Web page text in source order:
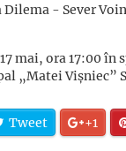
- Sever
mai, ora 17:00
„Matei Vișniec”
Tweet +1